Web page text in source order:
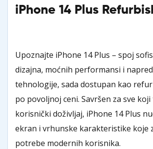
iPhone 14 Plus
Upoznajte iPhone 14 Plus – spoj
dizajna, moćnih performansi i
tehnologije, sada dostupan kao
po povoljnoj ceni. Savršen za sve
korisnički doživljaj, iPhone 14 Plus
ekran i vrhunske karakteristike koje
potrebe modernih korisnika.